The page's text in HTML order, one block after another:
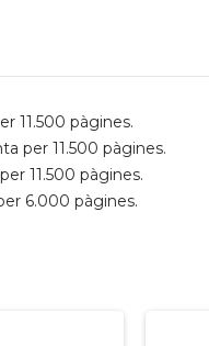
11.500 pàgines.
per 11.500 pàgines.
11.500 pàgines.
6.000 pàgines.